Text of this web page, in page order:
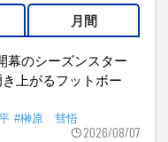
月間
幕のシーズンスター
き上がるフットボー
#榊原 彗悟
2026/08/07